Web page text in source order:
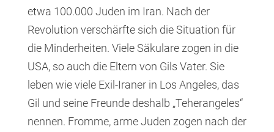
etwa 100.000 Juden im Iran. Nach der
Revolution verschärfte sich die Situation für
die Minderheiten. Viele Säkulare zogen in die
USA, so auch die Eltern von Gils Vater. Sie
leben wie viele Exil-Iraner in Los Angeles, das
Gil und seine Freunde deshalb „Teherangeles“
nennen. Fromme, arme Juden zogen nach der